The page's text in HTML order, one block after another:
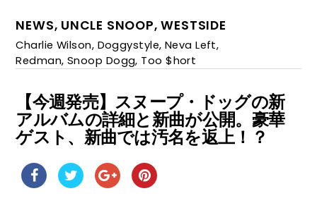
NEWS, UNCLE SNOOP,WESTSIDE
Charlie Wilson, Doggystyle, Neva Left,
Redman, Snoop Dogg, Too $hort
【今週発売】スヌープ・ドッグの新
アルバムの詳細と新曲が公開。豪華
ゲスト、新曲では汚名を返上！？